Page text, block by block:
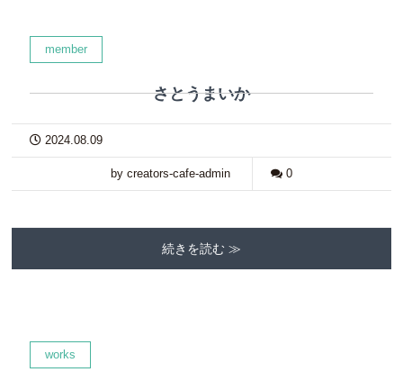
member
さとうまいか
2024.08.09
by creators-cafe-admin 0
続きを読む ≫
works